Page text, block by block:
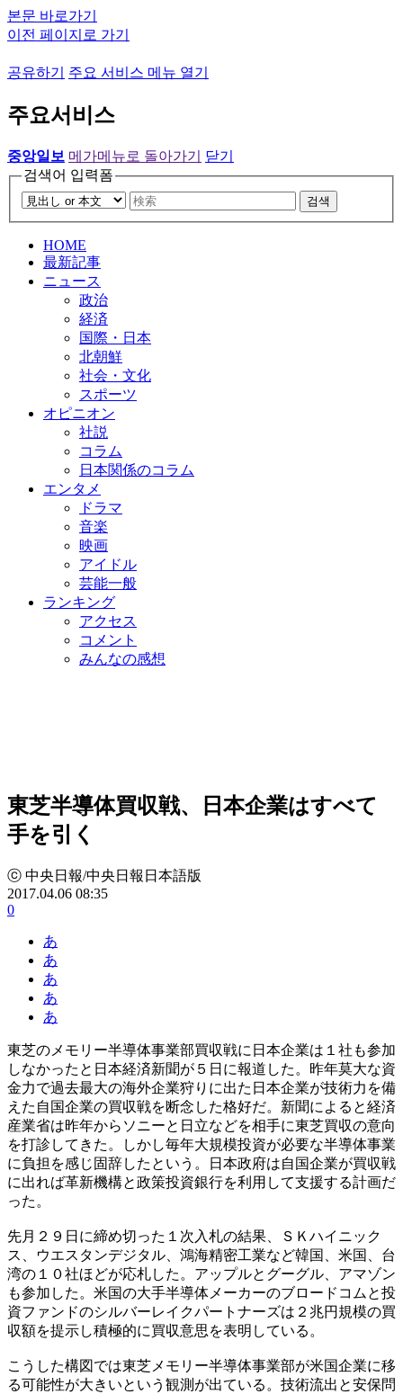
본문 바로가기
이전 페이지로 가기
공유하기 주요 서비스 메뉴 열기
주요서비스
중앙일보 메가메뉴로 돌아가기
닫기
검색어 입력폼
검색
HOME
最新記事
ニュース
政治
経済
国際・日本
北朝鮮
社会・文化
スポーツ
オピニオン
社説
コラム
日本関係のコラム
エンタメ
ドラマ
音楽
映画
アイドル
芸能一般
ランキング
アクセス
コメント
みんなの感想
東芝半導体買収戦、日本企業はすべて
手を引く
ⓒ 中央日報/中央日報日本語版
2017.04.06 08:35
0
あ
あ
あ
あ
あ
東芝のメモリー半導体事業部買収戦に日本企業は１社も参加
しなかったと日本経済新聞が５日に報道した。昨年莫大な資
金力で過去最大の海外企業狩りに出た日本企業が技術力を備
えた自国企業の買収戦を断念した格好だ。新聞によると経済
産業省は昨年からソニーと日立などを相手に東芝買収の意向
を打診してきた。しかし毎年大規模投資が必要な半導体事業
に負担を感じ固辞したという。日本政府は自国企業が買収戦
に出れば革新機構と政策投資銀行を利用して支援する計画だ
った。
先月２９日に締め切った１次入札の結果、ＳＫハイニック
ス、ウエスタンデジタル、鴻海精密工業など韓国、米国、台
湾の１０社ほどが応札した。アップルとグーグル、アマゾン
も参加した。米国の大手半導体メーカーのブロードコムと投
資ファンドのシルバーレイクパートナーズは２兆円規模の買
収額を提示し積極的に買収意思を表明している。
こうした構図では東芝メモリー半導体事業部が米国企業に移
る可能性が大きいという観測が出ている。技術流出と安保問